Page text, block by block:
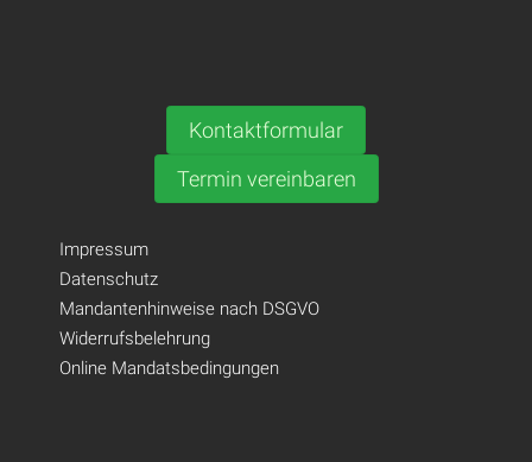
Kontaktformular
Termin vereinbaren
Impressum
Datenschutz
Mandantenhinweise nach DSGVO
Widerrufsbelehrung
Online Mandatsbedingungen